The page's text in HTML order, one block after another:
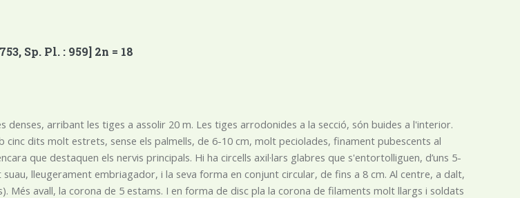
Sp. Pl. : 959] 2n = 18
denses, arribant les tiges a assolir 20 m. Les tiges arrodonides a la secció, són buides a l'interior.
cinc dits molt estrets, sense els palmells, de 6-10 cm, molt peciolades, finament pubescents al
que destaquen els nervis principals. Hi ha circells axil·lars glabres que s'entortolliguen, d’uns 5-
lleugerament embriagador, i la seva forma en conjunt circular, de fins a 8 cm. Al centre, a dalt,
Més avall, la corona de 5 estams. I en forma de disc pla la corona de filaments molt llargs i soldats